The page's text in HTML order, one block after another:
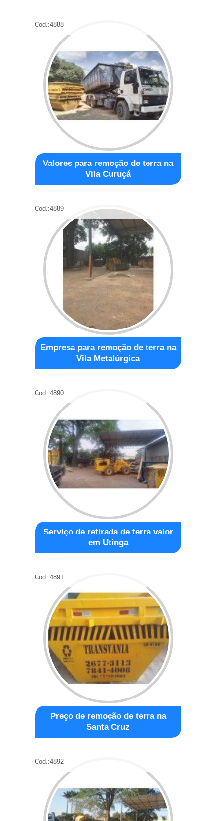
Cod.:4888
Valores para remoção de terra na
Vila Curuçá
Cod.:4889
Empresa para remoção de terra na
Vila Metalúrgica
Cod.:4890
Serviço de retirada de terra valor
em Utinga
Cod.:4891
Preço de remoção de terra na
Santa Cruz
Cod.:4892